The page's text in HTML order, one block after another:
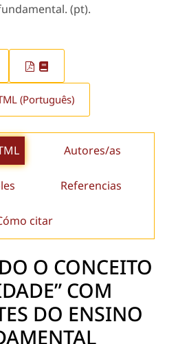
(pt).
(Português)
Autores/as
Referencias
citar
O CONCEITO
COM
DO ENSINO